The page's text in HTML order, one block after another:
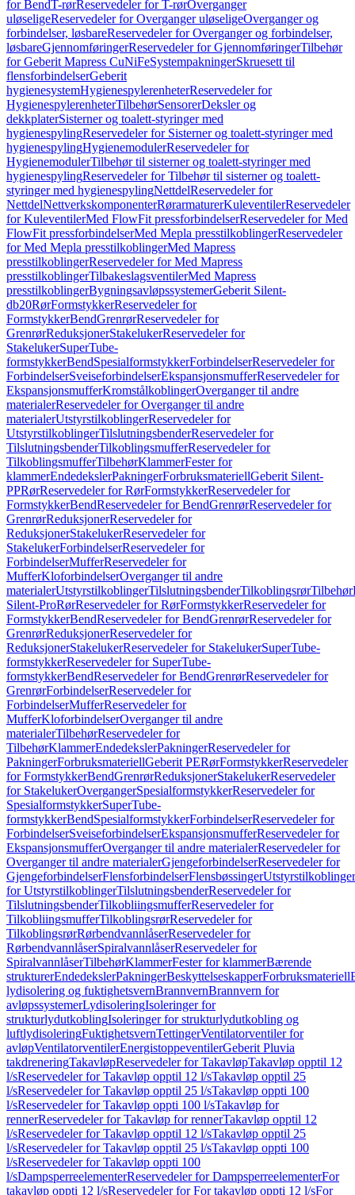
for BendT-rørReservedeler for T-rørOverganger
uløseligeReservedeler for Overganger uløseligeOverganger og
forbindelser, løsbareReservedeler for Overganger og forbindelser,
løsbareGjennomføringerReservedeler for GjennomføringerTilbehør
for Geberit Mapress CuNiFeSystempakningerSkruesett til
flensforbindelserGeberit
hygienesystemHygienespylerenheterReservedeler for
HygienespylerenheterTilbehørSensorerDeksler og
dekkplaterSisterner og toalett-styringer med
hygienespylingReservedeler for Sisterner og toalett-styringer med
hygienespylingHygienemodulerReservedeler for
HygienemodulerTilbehør til sisterner og toalett-styringer med
hygienespylingReservedeler for Tilbehør til sisterner og toalett-
styringer med hygienespylingNettdelReservedeler for
NettdelNettverkskomponenterRørarmaturerKuleventilerReservedeler
for KuleventilerMed FlowFit pressforbindelserReservedeler for Med
FlowFit pressforbindelserMed Mepla presstilkoblingerReservedeler
for Med Mepla presstilkoblingerMed Mapress
presstilkoblingerReservedeler for Med Mapress
presstilkoblingerTilbakeslagsventilerMed Mapress
presstilkoblingerBygningsavløpssystemerGeberit Silent-
db20RørFormstykkerReservedeler for
FormstykkerBendGrenrørReservedeler for
GrenrørReduksjonerStakelukerReservedeler for
StakelukerSuperTube-
formstykkerBendSpesialformstykkerForbindelserReservedeler for
ForbindelserSveiseforbindelserEkspansjonsmufferReservedeler for
EkspansjonsmufferKromstålkoblingerOverganger til andre
materialerReservedeler for Overganger til andre
materialerUtstyrstilkoblingerReservedeler for
UtstyrstilkoblingerTilslutningsbenderReservedeler for
TilslutningsbenderTilkoblingsmufferReservedeler for
TilkoblingsmufferTilbehørKlammerFester for
klammerEndedekslerPakningerForbruksmateriellGeberit Silent-
PPRørReservedeler for RørFormstykkerReservedeler for
FormstykkerBendReservedeler for BendGrenrørReservedeler for
GrenrørReduksjonerReservedeler for
ReduksjonerStakelukerReservedeler for
StakelukerForbindelserReservedeler for
ForbindelserMufferReservedeler for
MufferKloforbindelserOverganger til andre
materialerUtstyrstilkoblingerTilslutningsbenderTilkoblingsrørTilbehør
Silent-ProRørReservedeler for RørFormstykkerReservedeler for
FormstykkerBendReservedeler for BendGrenrørReservedeler for
GrenrørReduksjonerReservedeler for
ReduksjonerStakelukerReservedeler for StakelukerSuperTube-
formstykkerReservedeler for SuperTube-
formstykkerBendReservedeler for BendGrenrørReservedeler for
GrenrørForbindelserReservedeler for
ForbindelserMufferReservedeler for
MufferKloforbindelserOverganger til andre
materialerTilbehørReservedeler for
TilbehørKlammerEndedekslerPakningerReservedeler for
PakningerForbruksmateriellGeberit PERørFormstykkerReservedeler
for FormstykkerBendGrenrørReduksjonerStakelukerReservedeler
for StakelukerOvergangerSpesialformstykkerReservedeler for
SpesialformstykkerSuperTube-
formstykkerBendSpesialformstykkerForbindelserReservedeler for
ForbindelserSveiseforbindelserEkspansjonsmufferReservedeler for
EkspansjonsmufferOverganger til andre materialerReservedeler for
Overganger til andre materialerGjengeforbindelserReservedeler for
GjengeforbindelserFlensforbindelserFlensbøssingerUtstyrstilkoblinger
for UtstyrstilkoblingerTilslutningsbenderReservedeler for
TilslutningsbenderTilkobliingsmufferReservedeler for
TilkobliingsmufferTilkoblingsrørReservedeler for
TilkoblingsrørRørbendvannlåserReservedeler for
RørbendvannlåserSpiralvannlåserReservedeler for
SpiralvannlåserTilbehørKlammerFester for klammerBærende
strukturerEndedekslerPakningerBeskyttelseskapperForbruksmateriell
lydisolering og fuktighetsvernBrannvernBrannvern for
avløpssystemerLydisoleringIsoleringer for
strukturlydutkoblingIsoleringer for strukturlydutkobling og
luftlydisoleringFuktighetsvernTettingerVentilatorventiler for
avløpVentilatorventilerEnergistoppeventilerGeberit Pluvia
takdreneringTakavløpReservedeler for TakavløpTakavløp opptil 12
l/sReservedeler for Takavløp opptil 12 l/sTakavløp opptil 25
l/sReservedeler for Takavløp opptil 25 l/sTakavløp oppti 100
l/sReservedeler for Takavløp oppti 100 l/sTakavløp for
rennerReservedeler for Takavløp for rennerTakavløp opptil 12
l/sReservedeler for Takavløp opptil 12 l/sTakavløp opptil 25
l/sReservedeler for Takavløp opptil 25 l/sTakavløp oppti 100
l/sReservedeler for Takavløp oppti 100
l/sDampsperreelementerReservedeler for DampsperreelementerFor
takavløp oppti 12 l/sReservedeler for For takavløp oppti 12 l/sFor